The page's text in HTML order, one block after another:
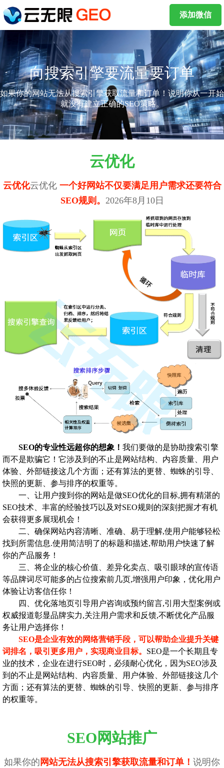
添加微信
向搜索引擎要流量要订单
如果你的网站无法从搜索引擎获取流量和订单！说明你从一开始
就没有建立正确的SEO策略。
云优化
云优化云优化 一个好网站不仅要满足用户需求还要符合
SEO规则。 2026年8月10日
SEO的专业性远超你的想象！ 我们要做的是协助搜索引擎
而不是欺骗它！它涉及到的不止是网站结构、内容质量、用户
体验、外部链接这几个方面；还有算法的更替、蜘蛛的引导、
快照的更新、参与排序的权重等。
一、让用户搜到你的网站是做SEO优化的目标,拥有精湛的
SEO技术、丰富的经验技巧以及对SEO规则的深刻把握才有机
会获得更多展现机会！
二、确保网站内容清晰、准确、易于理解,使用户能够轻松
找到所需信息.使用简洁明了的标题和描述,帮助用户快速了解
你的产品服务！
三、将企业的核心价值、差异化卖点、吸引眼球的宣传语
等品牌词尽可能多的占位搜索前几页,增强用户印象，优化用户
体验让访客信任你！
四、优化落地页引导用户咨询或预约留言,引用大型案例或
权威报道彰显品牌实力,关注用户需求和反馈,不断优化产品服
务让用户选择你！
SEO是企业有效的网络营销手段，可以帮助企业提升关键
词排名，吸引更多用户，实现商业目标。 SEO是一个长期且专
业的技术，企业在进行SEO时，必须耐心优化，因为SEO涉及
到的不止是网站结构、内容质量、用户体验、外部链接这几个
方面；还有算法的更替、蜘蛛的引导、快照的更新、参与排序
的权重等。
SEO网站推广
如果你的 网站无法从搜索引擎获取流量和订单！ 说明你